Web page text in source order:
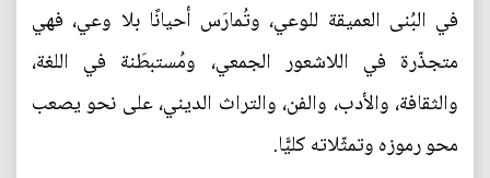
في البُنى العميقة للوعي، وتُمارَس أحيانًا بلا وعي، فهي
متجذّرة في اللاشعور الجمعي، ومُستبطَنة في اللغة،
والثقافة، والأدب، والفن، والتراث الديني، على نحو يصعب
محو رموزه وتمثّلاته كليًّا.